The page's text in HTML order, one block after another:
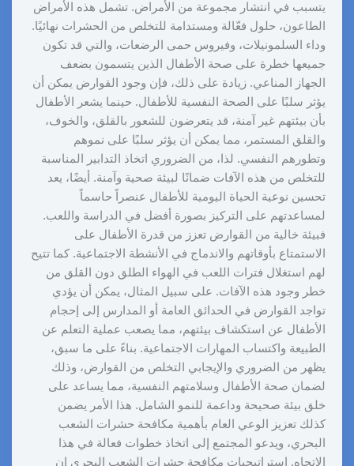
يتسبب في انتشار مجموعة من الأمراض. تشمل هذه الأمراض
الطاعون، حلول فعّالة ومستدامة للتخلص من الحشرات نهائيًا.
وداء السلمونيلات، وفيروس حمى الرضعات، والتي قد تكون
جميعها خطرة على صحة الأطفال الذين يتسمون بضعف
الجهاز المناعي. زيادة على ذلك، فإن وجود القوارض يمكن أن
يؤثر سلبًا على الصحة النفسية للأطفال. حينما يشعر الأطفال
بأن بيئتهم غير آمنة، قد يتعرضون للشعور بالقلق، والخوف،
والقلق المستمر، مما يمكن أن يؤثر سلبًا على نموهم
وتطورهم النفسي. لذا، من الضروري اتخاذ التدابير المناسبة
للتخلص من هذه الآفات ضمانًا لبيئة صحية وآمنة. أيضًا، يعد
تحسين نوعية الحياة اليومية للأطفال عنصراً حاسماً
لمساعدتهم على التركيز بصورة أفضل في الدراسة واللعب.
فبيئة خالية من القوارض تعزز من قدرة الأطفال على
الاستمتاع بأوقاتهم والاندماج في الأنشطة الاجتماعية. كما تتيح
لهم استغلال فترات اللعب في الهواء الطلق دون القلق من
خطر وجود هذه الآفات. على سبيل المثال، يمكن أن يؤدي
تواجد القوارض في الحدائق العامة أو المدارس إلى إحجام
الأطفال عن استكشاف بيئتهم، مما يصعب عملية التعلم عن
الطبيعة واكتساب المهارات الاجتماعية. بناءً على ما سبق،
يظهر من الضروري والإيجابي التخلص من القوارض، وذلك
لضمان صحة الأطفال وسلامتهم النفسية، مما يساعد على
خلق بيئة صحيحة وداعمة للنمو الشامل. هذا الأمر يضمن
كذلك تعزيز الوعي العام بأهمية مكافحة حشرات الشعب
البحري، ويدعو المجتمع إلى اتخاذ خطوات فعالة في هذا
الاتجاه. استراتيجيات مكافحة حشرات الشعب البحري إن